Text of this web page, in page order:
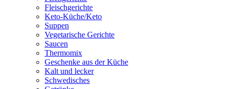
Fleischgerichte
Keto-Küche/Keto
Suppen
Vegetarische Gerichte
Saucen
Thermomix
Geschenke aus der Küche
Kalt und lecker
Schwedisches